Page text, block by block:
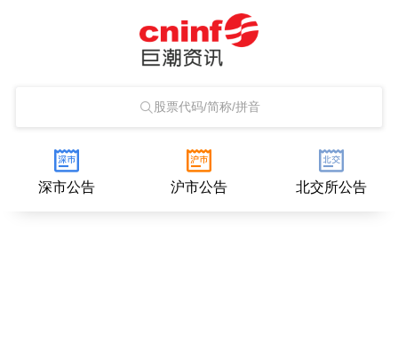
股票代码/简称/拼音
深市公告 沪市公告 北交所公告